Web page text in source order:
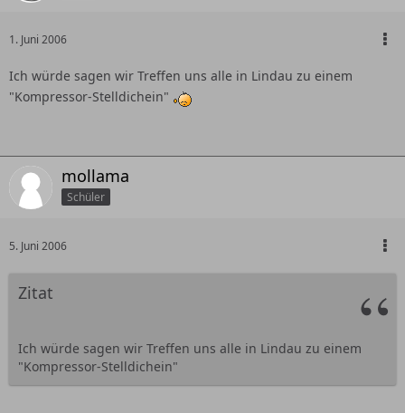
1. Juni 2006
Ich würde sagen wir Treffen uns alle in Lindau zu einem
"Kompressor-Stelldichein"
mollama
Schüler
5. Juni 2006
Zitat
Ich würde sagen wir Treffen uns alle in Lindau zu einem
"Kompressor-Stelldichein"